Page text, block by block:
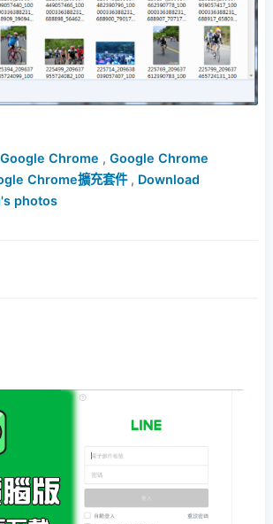
Google Chrome , Google Chrome
Chrome擴充套件, Download
photos